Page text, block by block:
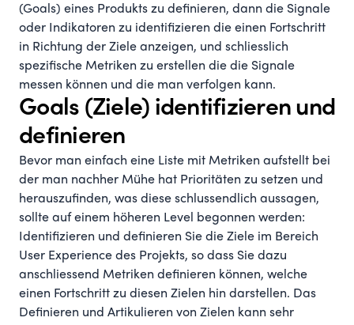
(Goals) eines Produkts zu definieren, dann die Signale
oder Indikatoren zu identifizieren die einen Fortschritt
in Richtung der Ziele anzeigen, und schliesslich
spezifische Metriken zu erstellen die die Signale
messen können und die man verfolgen kann.
Goals (Ziele) identifizieren und
definieren
Bevor man einfach eine Liste mit Metriken aufstellt bei
der man nachher Mühe hat Prioritäten zu setzen und
herauszufinden, was diese schlussendlich aussagen,
sollte auf einem höheren Level begonnen werden:
Identifizieren und definieren Sie die Ziele im Bereich
User Experience des Projekts, so dass Sie dazu
anschliessend Metriken definieren können, welche
einen Fortschritt zu diesen Zielen hin darstellen. Das
Definieren und Artikulieren von Zielen kann sehr